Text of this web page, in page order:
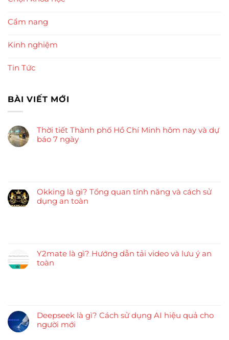
Cẩm nang
Kinh nghiệm
Tin Tức
BÀI VIẾT MỚI
Thời tiết Thành phố Hồ Chí Minh hôm nay và dự
báo 7 ngày
Okking là gì? Tổng quan tính năng và cách sử
dụng an toàn
Y2mate là gì? Hướng dẫn tải video và lưu ý an
toàn
Deepseek là gì? Cách sử dụng AI hiệu quả cho
người mới